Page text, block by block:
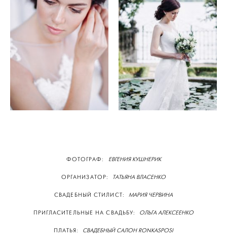
ФОТОГРАФ: ЕВГЕНИЯ КУШНЕРИК
ОРГАНИЗАТОР: ТАТЬЯНА ВЛАСЕНКО
СВАДЕБНЫЙ СТИЛИСТ: МАРИЯ ЧЕРВИНА
ПРИГЛАСИТЕЛЬНЫЕ НА СВАДЬБУ: ОЛЬГА АЛЕКСЕЕНКО
ПЛАТЬЯ: СВАДЕБНЫЙ САЛОН RONKASPOSI